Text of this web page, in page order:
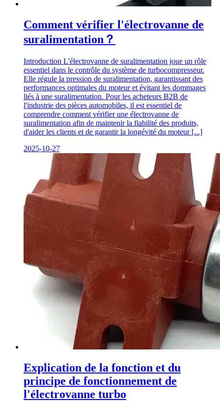
Comment vérifier l'électrovanne de
suralimentation？
Introduction L'électrovanne de suralimentation joue un rôle
essentiel dans le contrôle du système de turbocompresseur.
Elle régule la pression de suralimentation, garantissant des
performances optimales du moteur et évitant les dommages
liés à une suralimentation. Pour les acheteurs B2B de
l'industrie des pièces automobiles, il est essentiel de
comprendre comment vérifier une électrovanne de
suralimentation afin de maintenir la fiabilité des produits,
d'aider les clients et de garantir la longévité du moteur [...]
2025-10-27
Explication de la fonction et du
principe de fonctionnement de
l'électrovanne turbo